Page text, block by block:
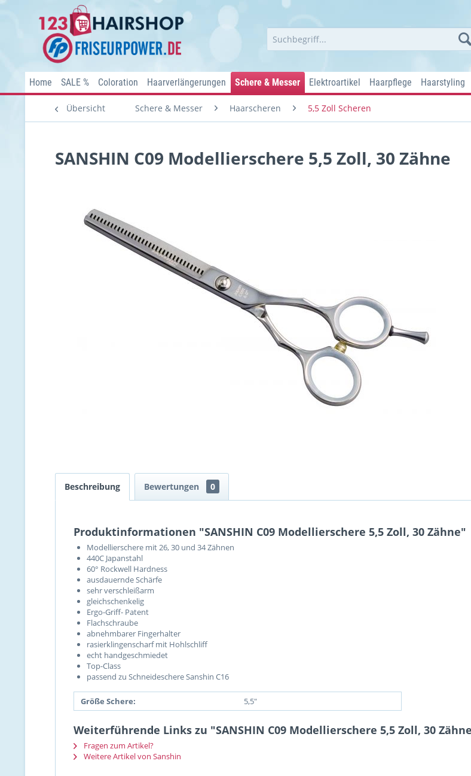
Home SALE % Coloration Haarverlängerungen Schere & Messer Elektroartikel Haarpflege Haarstyling
Übersicht Schere & Messer Haarscheren 5,5 Zoll Scheren
SANSHIN C09 Modellierschere 5,5 Zoll, 30 Zähne
Beschreibung Bewertungen 0
Produktinformationen "SANSHIN C09 Modellierschere 5,5 Zoll, 30 Zähne"
Modellierschere mit 26, 30 und 34 Zähnen
440C Japanstahl
60° Rockwell Hardness
ausdauernde Schärfe
sehr verschleißarm
gleichschenkelig
Ergo-Griff- Patent
Flachschraube
abnehmbarer Fingerhalter
rasierklingenscharf mit Hohlschliff
echt handgeschmiedet
Top-Class
passend zu Schneideschere Sanshin C16
Größe Schere: 5,5"
Weiterführende Links zu "SANSHIN C09 Modellierschere 5,5 Zoll, 30
Fragen zum Artikel?
Weitere Artikel von Sanshin